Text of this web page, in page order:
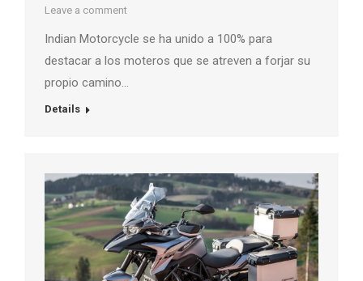
Leave a comment
Indian Motorcycle se ha unido a 100% para
destacar a los moteros que se atreven a forjar su
propio camino…
Details